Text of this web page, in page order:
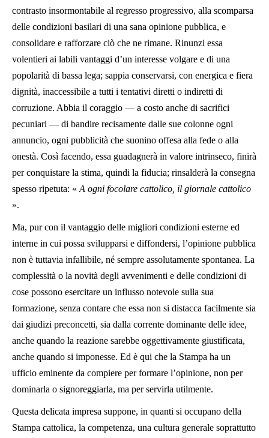
contrasto insormontabile al regresso progressivo, alla scomparsa
delle condizioni basilari di una sana opinione pubblica, e
consolidare e rafforzare ciò che ne rimane. Rinunzi essa
volentieri ai labili vantaggi d’un interesse volgare e di una
popolarità di bassa lega; sappia conservarsi, con energica e fiera
dignità, inaccessibile a tutti i tentativi diretti o indiretti di
corruzione. Abbia il coraggio — a costo anche di sacrifici
pecuniari — di bandire recisamente dalle sue colonne ogni
annuncio, ogni pubblicità che suonino offesa alla fede o alla
onestà. Così facendo, essa guadagnerà in valore intrinseco, finirà
per conquistare la stima, quindi la fiducia; rinsalderà la consegna
spesso ripetuta: « A ogni focolare cattolico, il giornale cattolico
».
Ma, pur con il vantaggio delle migliori condizioni esterne ed
interne in cui possa svilupparsi e diffondersi, l’opinione pubblica
non è tuttavia infallibile, né sempre assolutamente spontanea. La
complessità o la novità degli avvenimenti e delle condizioni di
cose possono esercitare un influsso notevole sulla sua
formazione, senza contare che essa non si distacca facilmente sia
dai giudizi preconcetti, sia dalla corrente dominante delle idee,
anche quando la reazione sarebbe oggettivamente giustificata,
anche quando si imponesse. Ed è qui che la Stampa ha un
ufficio eminente da compiere per formare l’opinione, non per
dominarla o signoreggiarla, ma per servirla utilmente.
Questa delicata impresa suppone, in quanti si occupano della
Stampa cattolica, la competenza, una cultura generale soprattutto